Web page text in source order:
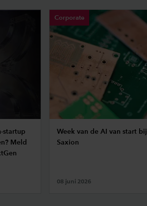
startup
Meld
Corporate
Week van de AI van start bij
Saxion
08 juni 2026